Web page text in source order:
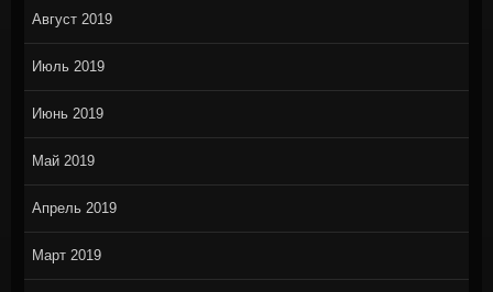
Август 2019
Июль 2019
Июнь 2019
Май 2019
Апрель 2019
Март 2019